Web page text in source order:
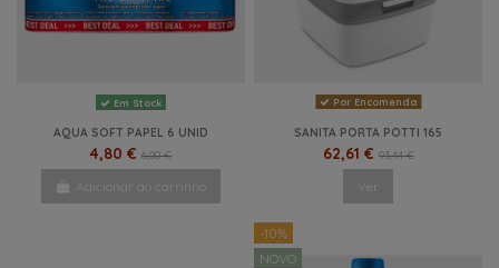
Em Stock
AQUA SOFT PAPEL 6 UNID
4,80 €6,00 €
Adicionar ao carrinho
Por Encomenda
SANITA PORTA POTTI 165
62,61 € 93,44 €
Ver
-10%
NOVO